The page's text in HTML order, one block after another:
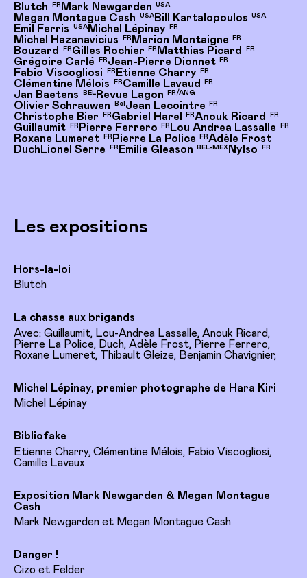
Blutch FR Mark Newgarden USA
Megan Montague Cash USABill Kartalopoulos USA
Emil Ferris USAMichel Lépinay FR
Michel Hazanavicius FR Marion Montaigne FR
Bouzard FR Gilles Rochier FR Matthias Picard FR
Grégoire Carlé FR Jean-Pierre Dionnet FR
Fabio Viscogliosi FR Etienne Charry FR
Clémentine Mélois FR Camille Lavaud FR
Jan Baetens BELRevue Lagon FR/ANG
Olivier Schrauwen Bel Jean Lecointre FR
Christophe Bier FR Gabriel Harel FRAnouk Ricard FR
Guillaumit FR Pierre Ferrero FR Lou Andrea Lassalle FR
Roxane Lumeret FR Pierre La Police FRAdèle Frost
Duch Lionel Serre FR Emilie Gleason BEL-MEX Nylso FR
Les expositions
Hors-la-loi
Blutch
La chasse aux brigands
Avec: Guillaumit, Lou-Andrea Lassalle, Anouk Ricard,
Pierre La Police, Duch, Adèle Frost, Pierre Ferrero,
Roxane Lumeret, Thibault Gleize, Benjamin Chavignier,
Michel Lépinay, premier photographe de Hara Kiri
Michel Lépinay
Bibliofake
Etienne Charry, Clémentine Mélois, Fabio Viscogliosi,
Camille Lavaux
Exposition Mark Newgarden & Megan Montague
Cash
Mark Newgarden et Megan Montague Cash
Danger !
Cizo et Felder